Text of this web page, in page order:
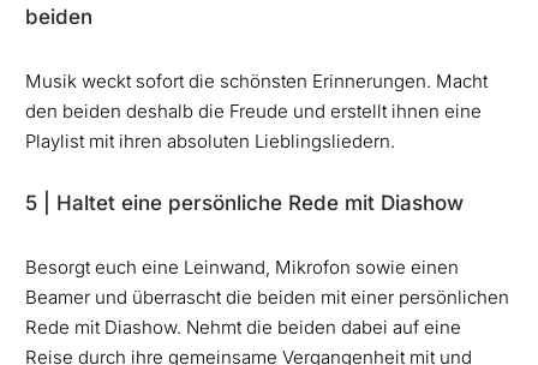
beiden
Musik weckt sofort die schönsten Erinnerungen. Macht
den beiden deshalb die Freude und erstellt ihnen eine
Playlist mit ihren absoluten Lieblingsliedern.
5 | Haltet eine persönliche Rede mit Diashow
Besorgt euch eine Leinwand, Mikrofon sowie einen
Beamer und überrascht die beiden mit einer persönlichen
Rede mit Diashow. Nehmt die beiden dabei auf eine
Reise durch ihre gemeinsame Vergangenheit mit und